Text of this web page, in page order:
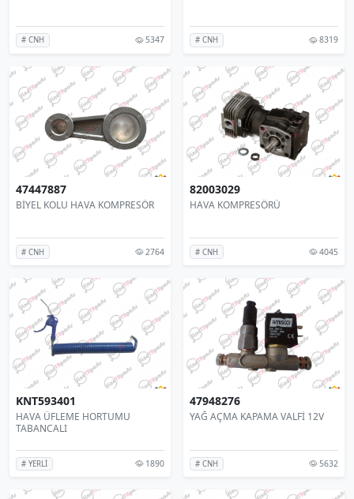
# CNH 5347 # CNH 8319
47447887
BİYEL KOLU HAVA KOMPRESÖR
# CNH 2764
82003029
HAVA KOMPRESÖRÜ
# CNH 4045
KNT593401
HAVA ÜFLEME HORTUMU
TABANCALI
# YERLİ 1890
47948276
YAĞ AÇMA KAPAMA VALFİ 12V
# CNH 5632